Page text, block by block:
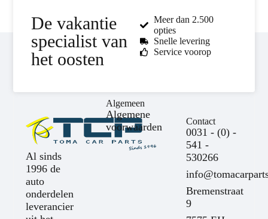
De vakantie
specialist van
het oosten
Meer dan 2.500
opties
Snelle levering
Service voorop
Al sinds
1996 de
auto
onderdelen
leverancier
Algemeen
Algemene
voorwaarden
Contact
0031 - (0) -
541 -
530266
Bremenstraat
9